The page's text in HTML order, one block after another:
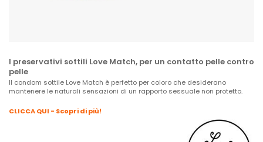
I preservativi sottili Love Match, per un contatto pelle contro
pelle
Il condom sottile Love Match è perfetto per coloro che desiderano
mantenere le naturali sensazioni di un rapporto sessuale non protetto.
CLICCA QUI - Scopri di più!